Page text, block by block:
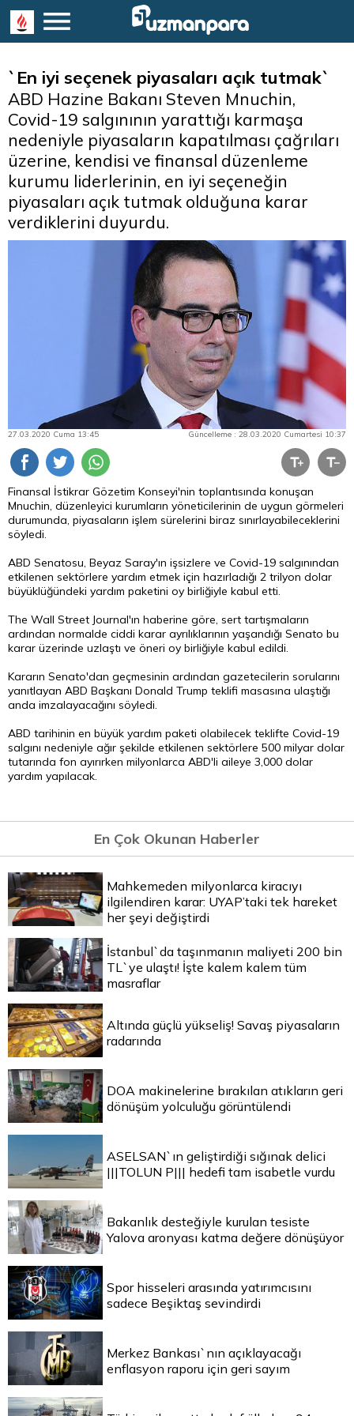
`En iyi seçenek piyasaları açık tutmak`
ABD Hazine Bakanı Steven Mnuchin,
Covid-19 salgınının yarattığı karmaşa
nedeniyle piyasaların kapatılması çağrıları
üzerine, kendisi ve finansal düzenleme
kurumu liderlerinin, en iyi seçeneğin
piyasaları açık tutmak olduğuna karar
verdiklerini duyurdu.
27.03.2020 Cuma 13:45 Güncelleme : 28.03.2020 Cumartesi 10:37
Finansal İstikrar Gözetim Konseyi'nin toplantısında konuşan
Mnuchin, düzenleyici kurumların yöneticilerinin de uygun görmeleri
durumunda, piyasaların işlem sürelerini biraz sınırlayabileceklerini
söyledi.
ABD Senatosu, Beyaz Saray'ın işsizlere ve Covid-19 salgınından
etkilenen sektörlere yardım etmek için hazırladığı 2 trilyon dolar
büyüklüğündeki yardım paketini oy birliğiyle kabul etti.
The Wall Street Journal'ın haberine göre, sert tartışmaların
ardından normalde ciddi karar ayrılıklarının yaşandığı Senato bu
karar üzerinde uzlaştı ve öneri oy birliğiyle kabul edildi.
Kararın Senato'dan geçmesinin ardından gazetecilerin sorularını
yanıtlayan ABD Başkanı Donald Trump teklifi masasına ulaştığı
anda imzalayacağını söyledi.
ABD tarihinin en büyük yardım paketi olabilecek teklifte Covid-19
salgını nedeniyle ağır şekilde etkilenen sektörlere 500 milyar dolar
tutarında fon ayırırken milyonlarca ABD'li aileye 3,000 dolar
yardım yapılacak.
En Çok Okunan Haberler
Mahkemeden milyonlarca kiracıyı
ilgilendiren karar: UYAP’taki tek hareket
her şeyi değiştirdi
İstanbul`da taşınmanın maliyeti 200 bin
TL`ye ulaştı! İşte kalem kalem tüm
masraflar
Altında güçlü yükseliş! Savaş piyasaların
radarında
DOA makinelerine bırakılan atıkların geri
dönüşüm yolculuğu görüntülendi
ASELSAN`ın geliştirdiği sığınak delici
|||TOLUN P||| hedefi tam isabetle vurdu
Bakanlık desteğiyle kurulan tesiste
Yalova aronyası katma değere dönüşüyor
Spor hisseleri arasında yatırımcısını
sadece Beşiktaş sevindirdi
Merkez Bankası`nın açıklayacağı
enflasyon raporu için geri sayım